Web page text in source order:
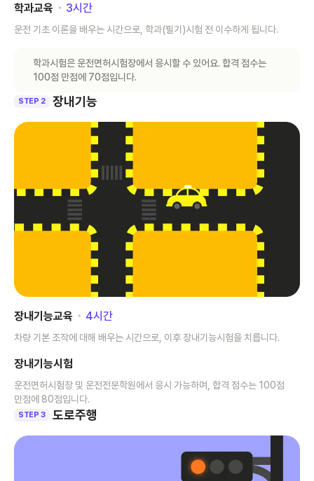
학과교육 ･ 3시간
운전 기초 이론을 배우는 시간으로, 학과(필기)시험 전 이수하게 됩니다.
학과시험은 운전면허시험장에서 응시할 수 있어요. 합격 점수는
100점 만점에 70점입니다.
STEP 2 장내기능
장내기능교육 ･ 4시간
차량 기본 조작에 대해 배우는 시간으로, 이후 장내기능시험을 치릅니다.
장내기능시험
운전면허시험장 및 운전전문학원에서 응시 가능하며, 합격 점수는 100점
만점에 80점입니다.
STEP 3 도로주행